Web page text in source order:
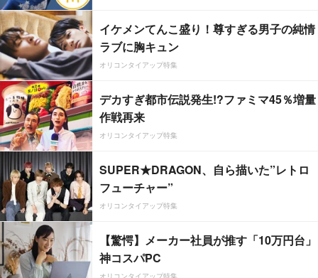
イケメンてんこ盛り！尊すぎる男子の純情
ラブに胸キュン
オリコンタイアップ特集
デカすぎ都市伝説発生!?ファミマ45％増量
作戦再来
オリコンタイアップ特集
SUPER★DRAGON、自ら描いた”レトロ
フューチャー”
オリコンタイアップ特集
【驚愕】メーカー社員が推す「10万円台」
神コスパPC
オリコンタイアップ特集